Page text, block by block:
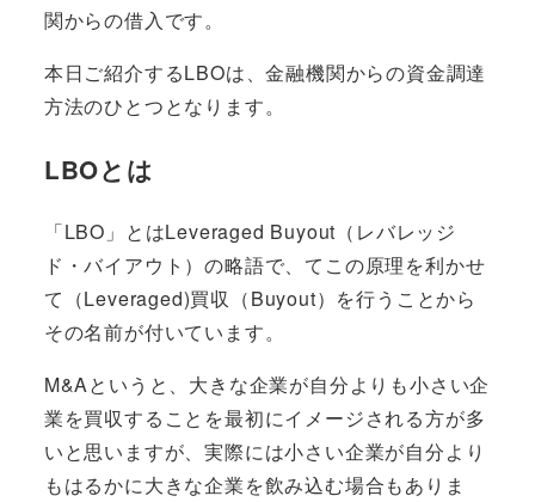
関からの借入です。
本日ご紹介するLBOは、金融機関からの資金調達
方法のひとつとなります。
LBOとは
「LBO 」とはLeveraged Buyout（レバレッジ
ド・バイアウト）の略語で、てこの原理を利かせ
て（Leveraged)買収（Buyout）を行うことから
その名前が付いています。
M&Aというと、大きな企業が自分よりも小さい企
業を買収することを最初にイメージされる方が多
いと思いますが、実際には小さい企業が自分より
もはるかに大きな企業を飲み込む場合もありま